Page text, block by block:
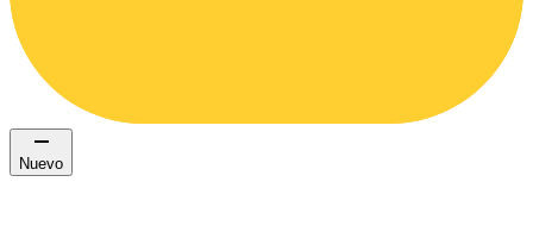
Nuevo